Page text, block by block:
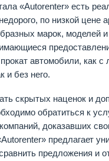
«Autorenter» есть
по низкой цене
марок, моделей и
автомобили, как с
и без него.
скрытых наценок и
обратиться к
доказавших
предлагает
предложения и